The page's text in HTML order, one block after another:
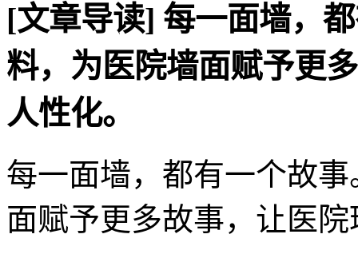
[文章导读] 每一面墙，
料，为医院墙面赋予更
人性化。
每一面墙，都有一个故
面赋予更多故事，让医